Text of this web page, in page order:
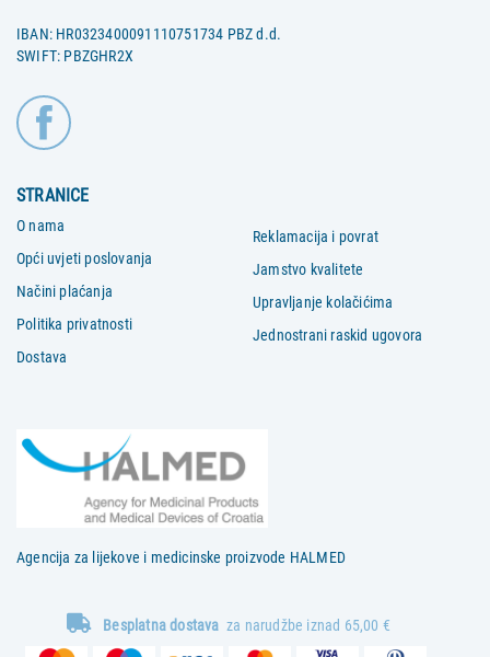
IBAN: HR0323400091110751734 PBZ d.d.
SWIFT: PBZGHR2X
STRANICE
O nama
Opći uvjeti poslovanja
Načini plaćanja
Politika privatnosti
Dostava
Reklamacija i povrat
Jamstvo kvalitete
Upravljanje kolačićima
Jednostrani raskid ugovora
Agencija za lijekove i medicinske proizvode HALMED
Besplatna dostava za narudžbe iznad 65,00 €